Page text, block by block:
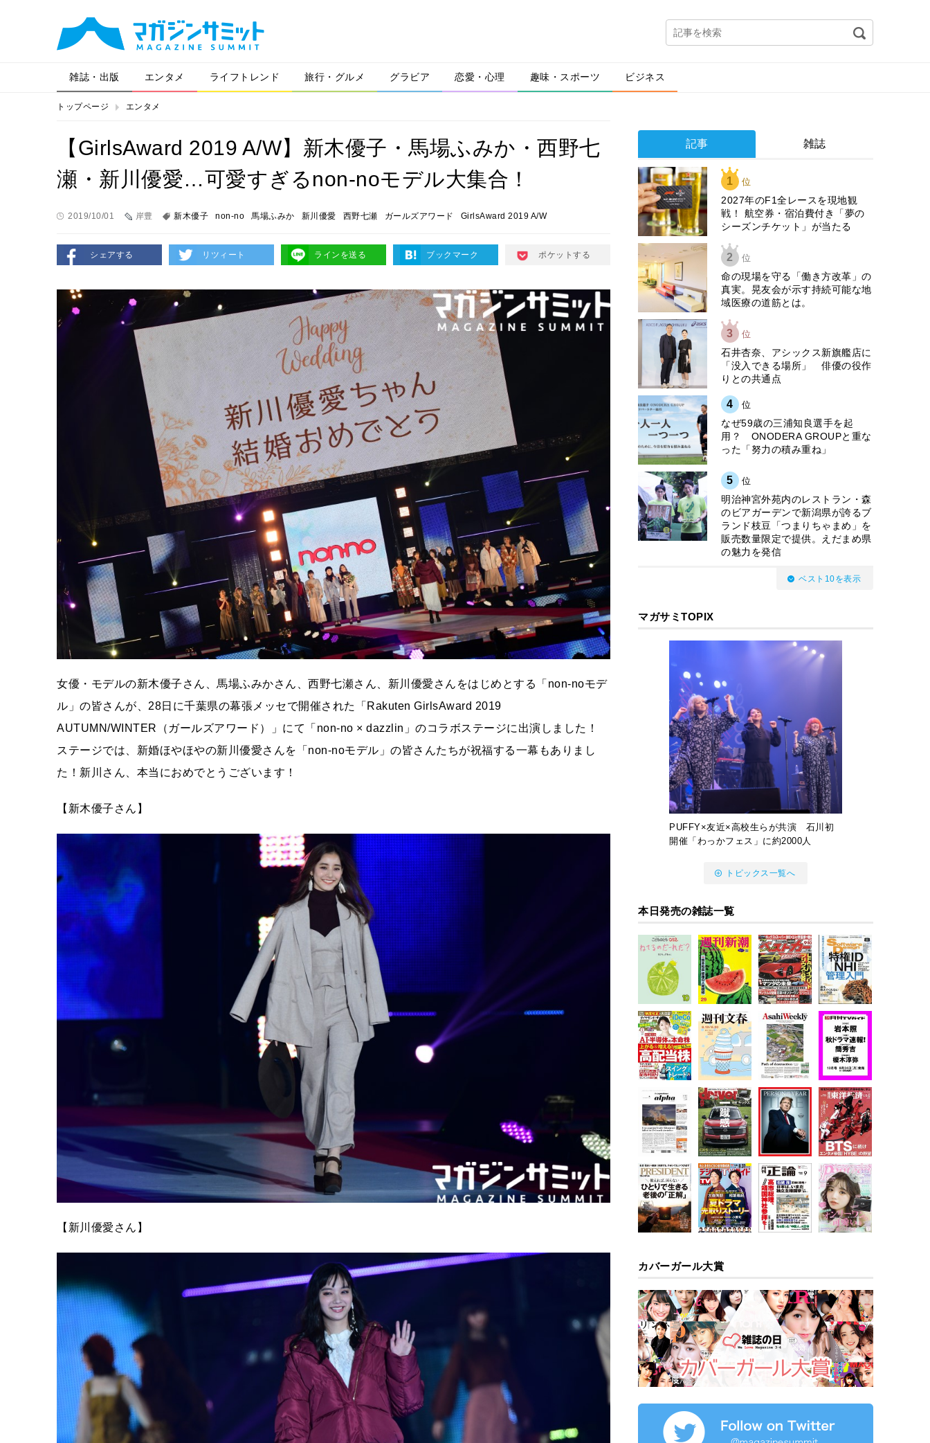
雑誌・出版 エンタメ ライフトレンド 旅行・グルメ グラビア 恋愛・心理 趣味・スポーツ ビジネス
トップページ エンタメ
【GirlsAward 2019 A/W】新木優子・馬場ふみか・西野七
瀬・新川優愛…可愛すぎるnon-noモデル大集合！
2019/10/01 岸豊 新木優子 non-no 馬場ふみか 新川優愛 西野七瀬 ガールズアワード GirlsAward 2019 A/W
シェアする リツィート ラインを送る ブックマーク ポケットする
女優・モデルの新木優子さん、馬場ふみかさん、西野七瀬さん、新川優愛さんをはじめとする「non-noモデ
ル」の皆さんが、28日に千葉県の幕張メッセで開催された「Rakuten GirlsAward 2019
AUTUMN/WINTER（ガールズアワード）」にて「non-no × dazzlin」のコラボステージに出演しました！
ステージでは、新婚ほやほやの新川優愛さんを「non-noモデル」の皆さんたちが祝福する一幕もありまし
た！新川さん、本当におめでとうございます！
【新木優子さん】
【新川優愛さん】
記事 雑誌
1 位
2027年のF1全レースを現地観
戦！ 航空券・宿泊費付き「夢の
シーズンチケット」が当たる
2 位
​命の現場を守る「働き方改革」の
真実。晃友会が示す持続可能な地
域医療の道筋とは。
3 位
石井杏奈、アシックス新旗艦店に
「没入できる場所」 俳優の役作
りとの共通点
4 位
なぜ59歳の三浦知良選手を起
用？ ONODERA GROUPと重な
った「努力の積み重ね」
5 位
明治神宮外苑内のレストラン・森
のビアガーデンで新潟県が誇るブ
ランド枝豆「つまりちゃまめ」を
販売数量限定で提供。えだまめ県
の魅力を発信
ベスト10を表示
マガサミTOPIX
PUFFY×友近×高校生らが共演 石川初
開催「わっかフェス」に約2000人
トピックス一覧へ
本日発売の雑誌一覧
カバーガール大賞